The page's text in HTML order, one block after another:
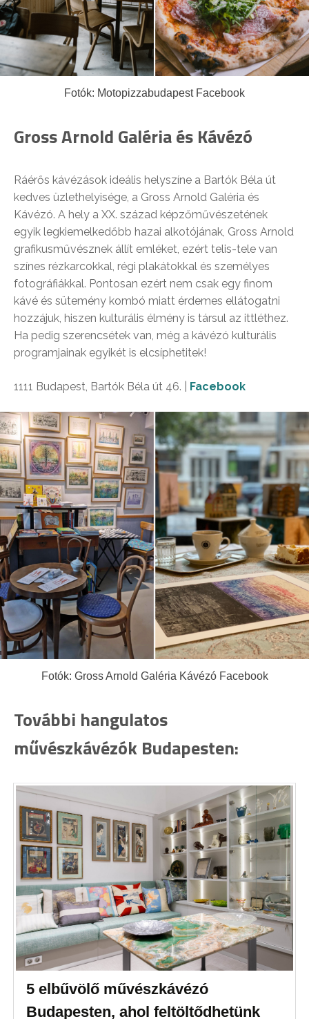
Fotók: Motopizzabudapest Facebook
Gross Arnold Galéria és Kávézó
Ráérős kávézások ideális helyszíne a Bartók Béla út
kedves üzlethelyisége, a Gross Arnold Galéria és
Kávézó. A hely a XX. század képzőművészetének
egyik legkiemelkedőbb hazai alkotójának, Gross Arnold
grafikusművésznek állít emléket, ezért telis-tele van
színes rézkarcokkal, régi plakátokkal és személyes
fotográfiákkal. Pontosan ezért nem csak egy finom
kávé és sütemény kombó miatt érdemes ellátogatni
hozzájuk, hiszen kulturális élmény is társul az ittléthez.
Ha pedig szerencsétek van, még a kávézó kulturális
programjainak egyikét is elcsíphetitek!
1111 Budapest, Bartók Béla út 46. | Facebook
Fotók: Gross Arnold Galéria Kávézó Facebook
További hangulatos
művészkávézók Budapesten:
5 elbűvölő művészkávézó
Budapesten, ahol feltöltődhetünk